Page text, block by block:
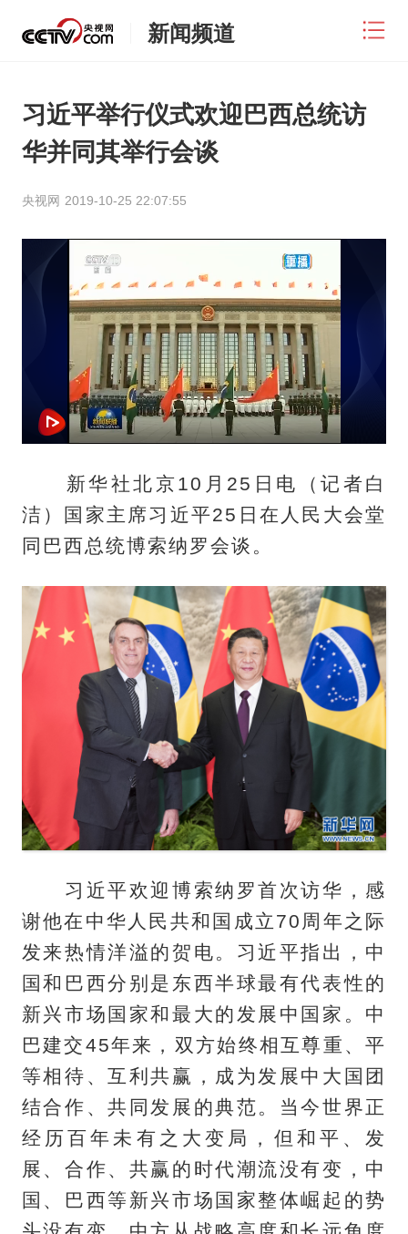
新闻频道
习近平举行仪式欢迎巴西总统访
华并同其举行会谈
央视网 2019-10-25 22:07:55
新华社北京10月25日电（记者白
洁）国家主席习近平25日在人民大会堂
同巴西总统博索纳罗会谈。
习近平欢迎博索纳罗首次访华，感
谢他在中华人民共和国成立70周年之际
发来热情洋溢的贺电。习近平指出，中
国和巴西分别是东西半球最有代表性的
新兴市场国家和最大的发展中国家。中
巴建交45年来，双方始终相互尊重、平
等相待、互利共赢，成为发展中大国团
结合作、共同发展的典范。当今世界正
经历百年未有之大变局，但和平、发
展、合作、共赢的时代潮流没有变，中
国、巴西等新兴市场国家整体崛起的势